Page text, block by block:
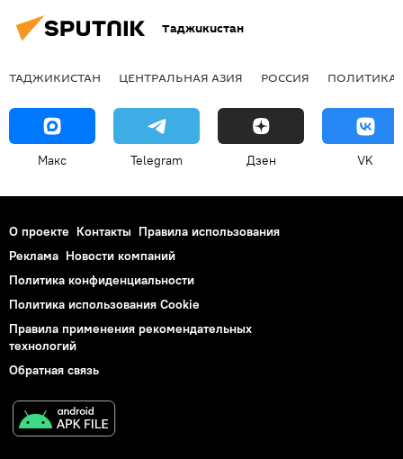
Таджикистан
ТАДЖИКИСТАН ЦЕНТРАЛЬНАЯ АЗИЯ РОССИЯ ПОЛИТИКА
Макс Telegram Дзен VK
О проекте Контакты Правила использования
Реклама Новости компаний
Политика конфиденциальности
Политика использования Cookie
Правила применения рекомендательных
технологий
Обратная связь